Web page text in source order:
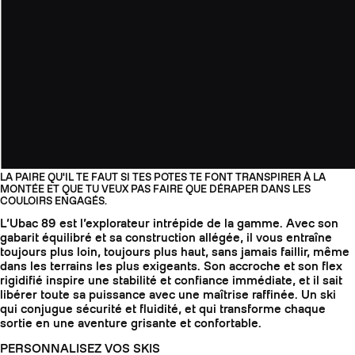
LA PAIRE QU'IL TE FAUT SI TES POTES TE FONT TRANSPIRER À LA
MONTÉE ET QUE TU VEUX PAS FAIRE QUE DÉRAPER DANS LES
COULOIRS ENGAGÉS.
L’Ubac 89 est l’explorateur intrépide de la gamme. Avec son
gabarit équilibré et sa construction allégée, il vous entraîne
toujours plus loin, toujours plus haut, sans jamais faillir, même
dans les terrains les plus exigeants. Son accroche et son flex
rigidifié inspire une stabilité et confiance immédiate, et il sait
libérer toute sa puissance avec une maîtrise raffinée. Un ski
qui conjugue sécurité et fluidité, et qui transforme chaque
sortie en une aventure grisante et confortable.
PERSONNALISEZ VOS SKIS